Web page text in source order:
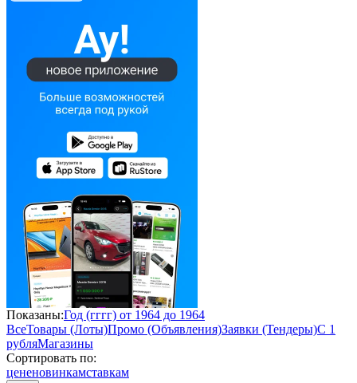
Показаны:Год (гггг) от 1964 до 1964
ВсеТовары (Лоты)Промо (Объявления)Заявки (Тендеры)С 1
рубляМагазины
Сортировать по:
цененовинкамставкам